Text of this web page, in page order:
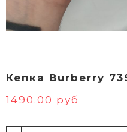
Кепка Burberry
1490.00 руб